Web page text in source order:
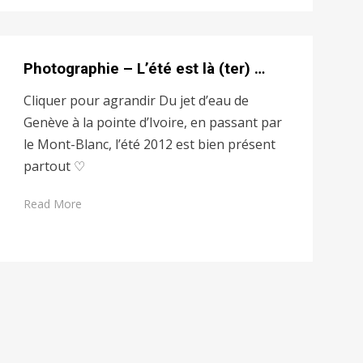
Photographie – L’été est là (ter) …
Cliquer pour agrandir Du jet d’eau de
Genève à la pointe d’Ivoire, en passant par
le Mont-Blanc, l’été 2012 est bien présent
partout ♡
Read More